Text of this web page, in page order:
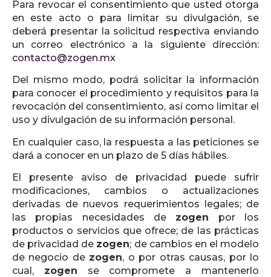
Para revocar el consentimiento que usted otorga
en este acto o para limitar su divulgación, se
deberá presentar la solicitud respectiva enviando
un correo electrónico a la siguiente dirección:
contacto@zogen.mx
Del mismo modo, podrá solicitar la información
para conocer el procedimiento y requisitos para la
revocación del consentimiento, así como limitar el
uso y divulgación de su información personal.
En cualquier caso, la respuesta a las peticiones se
dará a conocer en un plazo de 5 días hábiles.
El presente aviso de privacidad puede sufrir
modificaciones, cambios o actualizaciones
derivadas de nuevos requerimientos legales; de
las propias necesidades de zogen por los
productos o servicios que ofrece; de las prácticas
de privacidad de zogen; de cambios en el modelo
de negocio de zogen, o por otras causas, por lo
cual, zogen se compromete a mantenerlo